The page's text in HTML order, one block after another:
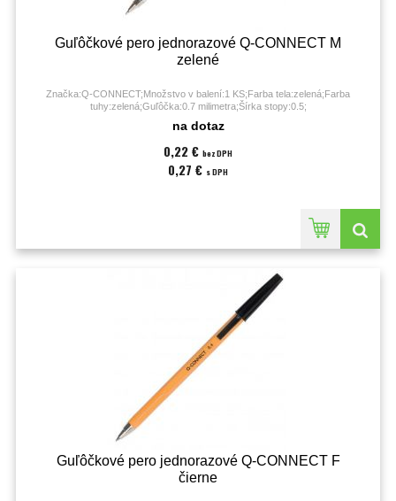
Guľôčkové pero jednorazové Q-CONNECT M
zelené
Značka:Q-CONNECT;Množstvo v balení:1 KS;Farba tela:zelená;Farba
tuhy:zelená;Guľôčka:0.7 milimetra;Šírka stopy:0.5;
na dotaz
0,22 € bez DPH
0,27 € s DPH
Guľôčkové pero jednorazové Q-CONNECT F
čierne